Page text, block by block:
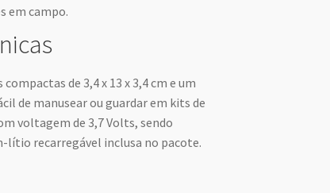
em campo.
de 3,4 x 13 x 3,4 cm e um
de manusear ou guardar em kits de
voltagem de 3,7 Volts, sendo
recarregável inclusa no pacote.